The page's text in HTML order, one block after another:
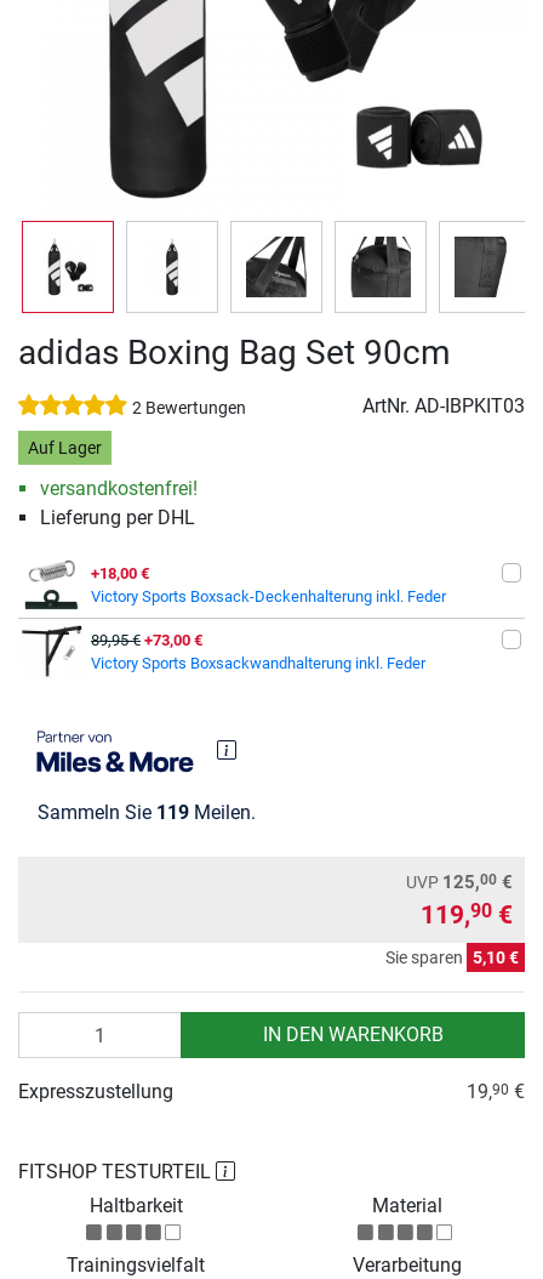
adidas Boxing Bag Set 90cm
2 Bewertungen ArtNr. AD-IBPKIT03
Auf Lager
versandkostenfrei!
Lieferung per DHL
+18,00 €
Victory Sports Boxsack-Deckenhalterung inkl. Feder
89,95 € +73,00 €
Victory Sports Boxsackwandhalterung inkl. Feder
Sammeln Sie 119 Meilen.
UVP 125,00 €
119,90 €
Sie sparen 5,10 €
IN DEN WARENKORB
FITSHOP TESTURTEIL
Haltbarkeit
Material
Trainingsvielfalt Verarbeitung
Expresszustellung 19,90 €